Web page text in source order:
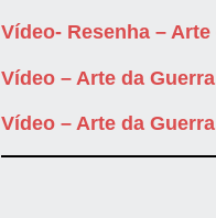
Vídeo- Resenha –
Vídeo – Arte da
Vídeo – Arte da